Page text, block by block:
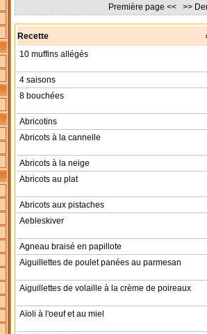
Première page << >>
Recette
10 muffins allégés
4 saisons
8 bouchées
Abricotins
Abricots à la cannelle
Abricots à la neige
Abricots au plat
Abricots aux pistaches
Aebleskiver
Agneau braisé en papillote
Aiguillettes de poulet panées au parmesan
Aiguillettes de volaille à la crème de poireaux
Aïoli à l'oeuf et au miel